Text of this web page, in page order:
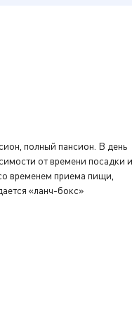
устройство
полный пансион. В день
от времени посадки и
временем приема пищи,
«ланч-бокс»